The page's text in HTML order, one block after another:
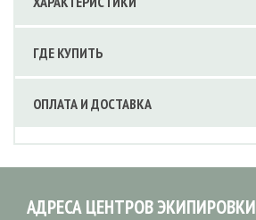
ГДЕ КУПИТЬ
ОПЛАТА И ДОСТАВКА
АДРЕСА ЦЕНТРОВ ЭКИПИРОВКИ